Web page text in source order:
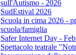
sull'Autismo - 2026
SudEstival 2026
Scuola in cima 2026 -
scuola/famiglia
Safer Internet Day -
Spettacolo teatrale